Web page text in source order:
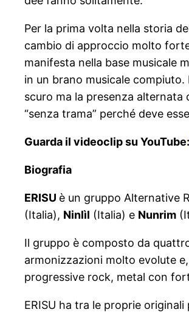
Per la prima volta nella storia
cambio di approccio molto
manifesta nella base musicale
in un brano musicale compiuto.
scuro ma la presenza
“senza trama” perché deve
Guarda il videoclip su YouTube:
Biografia
ERISU è un gruppo Alternative
(Italia), Ninlìl (Italia) e Nunrim
Il gruppo è composto da
armonizzazioni molto evolute
progressive rock, metal con
ERISU ha tra le proprie